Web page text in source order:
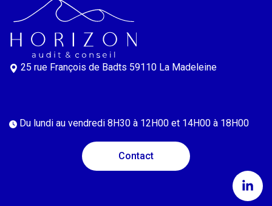
25 rue François de Badts 59110 La Madeleine
Du lundi au vendredi 8H30 à 12H00 et 14H00 à 18H00
Contact